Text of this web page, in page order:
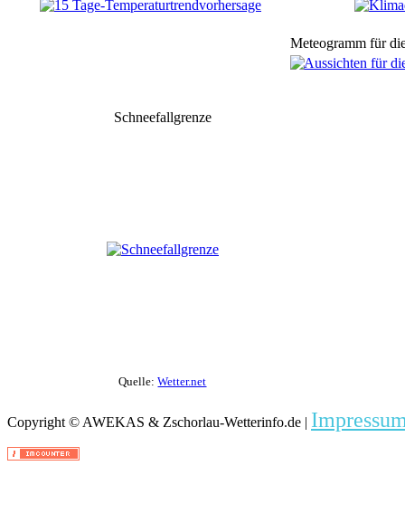
Meteogramm für
Schneefallgrenze
Quelle: Wetter.net
Copyright © AWEKAS & Zschorlau-Wetterinfo.de |